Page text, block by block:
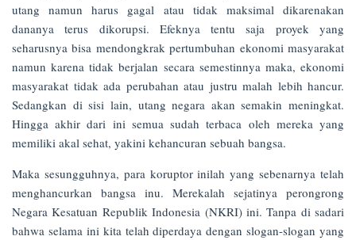
utang namun harus gagal atau tidak maksimal dikarenakan
dananya terus dikorupsi. Efeknya tentu saja proyek yang
seharusnya bisa mendongkrak pertumbuhan ekonomi masyarakat
namun karena tidak berjalan secara semestinnya maka, ekonomi
masyarakat tidak ada perubahan atau justru malah lebih hancur.
Sedangkan di sisi lain, utang negara akan semakin meningkat.
Hingga akhir dari ini semua sudah terbaca oleh mereka yang
memiliki akal sehat, yakini kehancuran sebuah bangsa.
Maka sesungguhnya, para koruptor inilah yang sebenarnya telah
menghancurkan bangsa inu. Merekalah sejatinya perongrong
Negara Kesatuan Republik Indonesia (NKRI) ini. Tanpa di sadari
bahwa selama ini kita telah diperdaya dengan slogan-slogan yang